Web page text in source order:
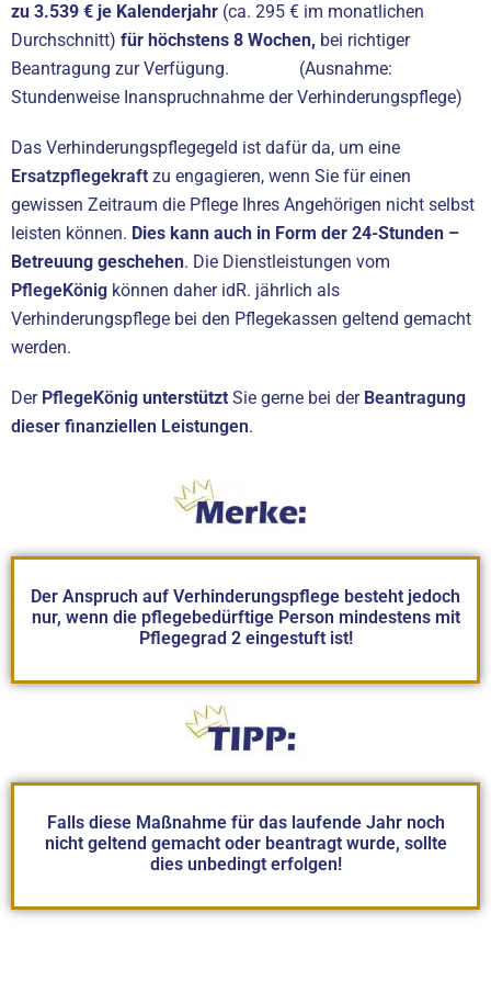
zu 3.539 € je Kalenderjahr (ca. 295 € im monatlichen
Durchschnitt) für höchstens 8 Wochen, bei richtiger
Beantragung zur Verfügung. (Ausnahme:
Stundenweise Inanspruchnahme der Verhinderungspflege)
Das Verhinderungspflegegeld ist dafür da, um eine
Ersatzpflegekraft zu engagieren, wenn Sie für einen
gewissen Zeitraum die Pflege Ihres Angehörigen nicht selbst
leisten können. Dies kann auch in Form der 24-Stunden –
Betreuung geschehen. Die Dienstleistungen vom
PflegeKönig können daher idR. jährlich als
Verhinderungspflege bei den Pflegekassen geltend gemacht
werden.
Der PflegeKönig unterstützt Sie gerne bei der Beantragung
dieser finanziellen Leistungen.
Der Anspruch auf Verhinderungspflege besteht jedoch
nur, wenn die pflegebedürftige Person mindestens mit
Pflegegrad 2 eingestuft ist!
Falls diese Maßnahme für das laufende Jahr noch
nicht geltend gemacht oder beantragt wurde, sollte
dies unbedingt erfolgen!